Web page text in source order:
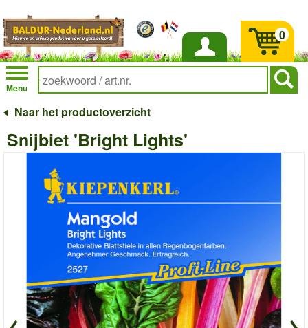
Inloggen
Menu
0
Naar het productoverzicht
Snijbiet 'Bright Lights'